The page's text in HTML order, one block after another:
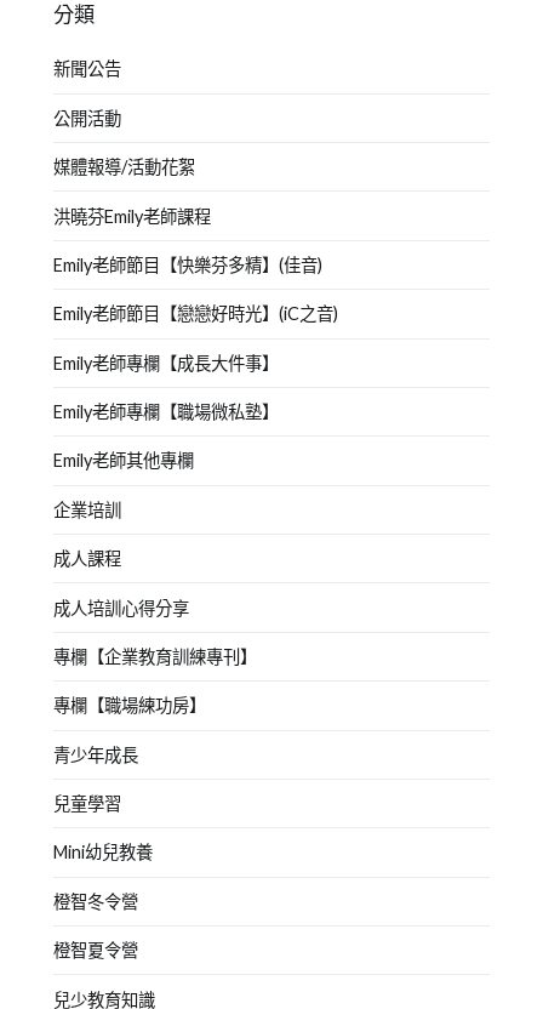
分類
新聞公告
公開活動
媒體報導/活動花絮
洪曉芬Emily老師課程
Emily老師節目【快樂芬多精】(佳音)
Emily老師節目【戀戀好時光】(iC之音)
Emily老師專欄【成長大件事】
Emily老師專欄【職場微私塾】
Emily老師其他專欄
企業培訓
成人課程
成人培訓心得分享
專欄【企業教育訓練專刊】
專欄【職場練功房】
青少年成長
兒童學習
Mini幼兒教養
橙智冬令營
橙智夏令營
兒少教育知識